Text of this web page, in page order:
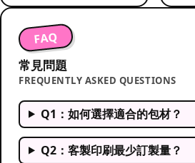
FAQ
常見問題
FREQUENTLY ASKED QUESTIONS
Q1：如何選擇適合的包材？
Q2：客製印刷最少訂製量？